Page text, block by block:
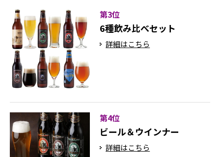
第3位
6種飲み比べセット
詳細はこちら
第4位
ビール＆ウインナー
詳細はこちら